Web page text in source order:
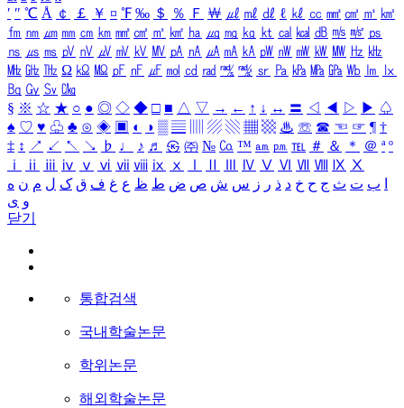
′ ″ ℃ Å ￠ ￡ ￥ ¤ ℉ ‰ ＄ ％ Ｆ ￦ ㎕ ㎖ ㎗ ℓ ㎘ ㏄ ㎣ ㎤ ㎥ ㎦
㎙ ㎚ ㎛ ㎜ ㎝ ㎞ ㎟ ㎠ ㎡ ㎢ ㏊ ㎍ ㎎ ㎏ ㏏ ㎈ ㎉ ㏈ ㎧ ㎨ ㎰
㎱ ㎲ ㎳ ㎴ ㎵ ㎶ ㎷ ㎸ ㎹ ㎀ ㎁ ㎂ ㎃ ㎄ ㎺ ㎻ ㎽ ㎾ ㎿ ㎐ ㎑
㎒ ㎓ ㎔ Ω ㏀ ㏁ ㎊ ㎋ ㎌ ㏖ ㏅ ㎭ ㎮ ㎯ ㏛ ㎩ ㎪ ㎫ ㎬ ㏝ ㏐
㏓
㏃ ㏉ ㏜ ㏆
§ ※ ☆ ★ ○ ● ◎ ◇ ◆ □ ■ △ ▽ → ← ↑ ↓ ↔ 〓 ◁ ◀ ▷ ▶ ♤
♠ ♡ ♥ ♧ ♣ ⊙ ◈ ▣ ◐ ◑ ▒ ▤ ▨ ▧ ▦ ▩ ♨ ☏ ☎ ☜ ☞ ¶ †
‡ ↕ ↗ ↙ ↖ ↘ ♭ ♩ ♪ ♬ ㉿ ㈜ № ㏇ ™ ㏂ ㏘ ℡ ＃ ＆ ＊ ＠ ª º
ⅰ
ⅱ ⅲ ⅳ ⅴ ⅵ ⅶ ⅷ ⅸ ⅹ Ⅳ Ⅴ Ⅵ Ⅶ Ⅷ Ⅸ Ⅹ
ب ت ث ج ح خ د ذ ر ز س ش ص ض ط ظ ع غ ف ق ک ل م ن ه
و ی
닫기
통합검색
국내학술논문
학위논문
해외학술논문